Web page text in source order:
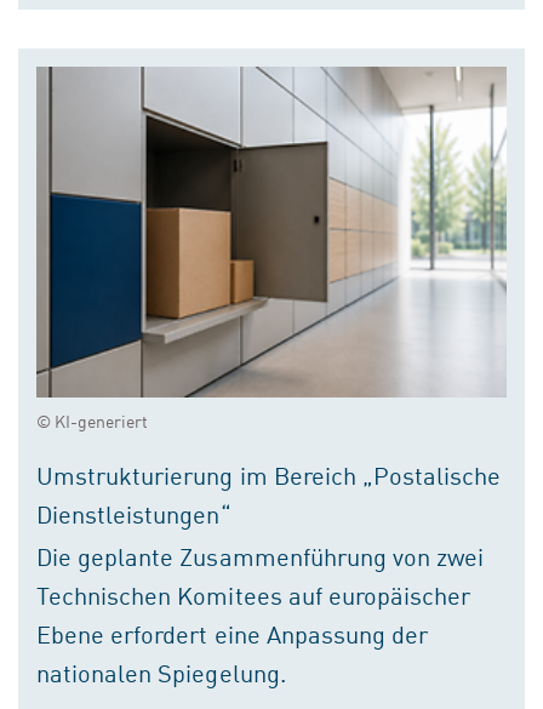
© KI-generiert
Umstrukturierung im Bereich „Postalische
Dienstleistungen“
Die geplante Zusammenführung von zwei
Technischen Komitees auf europäischer
Ebene erfordert eine Anpassung der
nationalen Spiegelung.